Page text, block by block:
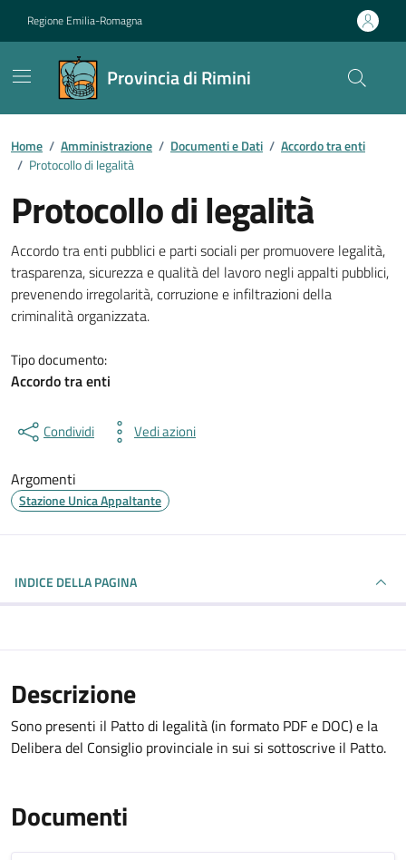
Regione Emilia-Romagna
Provincia di Rimini
Contenuti in evidenza
Home / Amministrazione / Documenti e Dati / Accordo tra enti
/ Protocollo di legalità
Protocollo di legalità
Dettagli del documento
Accordo tra enti pubblici e parti sociali per promuovere legalità,
trasparenza, sicurezza e qualità del lavoro negli appalti pubblici,
prevenendo irregolarità, corruzione e infiltrazioni della
criminalità organizzata.
Tipo documento:
Accordo tra enti
Condividi Vedi azioni
Argomenti
Stazione Unica Appaltante
INDICE DELLA PAGINA
Descrizione
Sono presenti il Patto di legalità (in formato PDF e DOC) e la
Delibera del Consiglio provinciale in sui si sottoscrive il Patto.
Documenti